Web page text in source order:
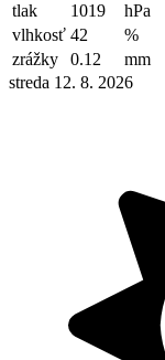
tlak
1019
hPa
vlhkosť 42
%
zrážky
0.12
mm
streda 12. 8. 2026